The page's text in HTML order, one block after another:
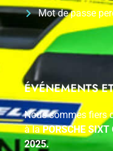
Mot de passe
ÉVÉNEMENTS
Nous sommes fiers
à laPORSCHE
2025.